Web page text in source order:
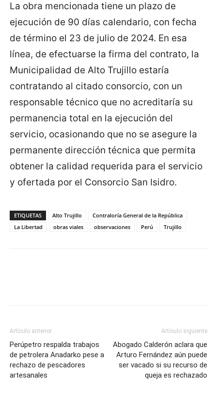
La obra mencionada tiene un plazo de
ejecución de 90 días calendario, con fecha
de término el 23 de julio de 2024. En esa
línea, de efectuarse la firma del contrato, la
Municipalidad de Alto Trujillo estaría
contratando al citado consorcio, con un
responsable técnico que no acreditaría su
permanencia total en la ejecución del
servicio, ocasionando que no se asegure la
permanente dirección técnica que permita
obtener la calidad requerida para el servicio
y ofertada por el Consorcio San Isidro.
ETIQUETAS Alto Trujillo
Contraloría General de la República
La Libertad
obras viales observaciones Perú Trujillo
Artículo anterior
Perúpetro respalda trabajos
de petrolera Anadarko pese a
rechazo de pescadores
artesanales
Artículo siguiente
Abogado Calderón aclara que
Arturo Fernández aún puede
ser vacado si su recurso de
queja es rechazado